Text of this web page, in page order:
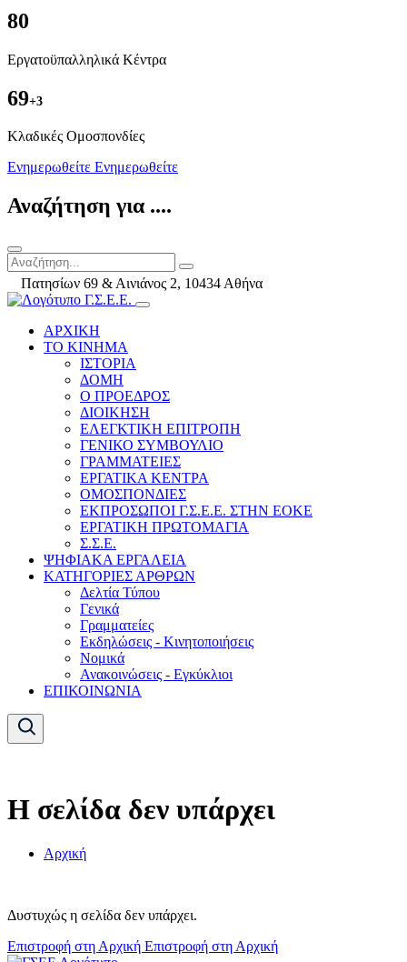
80
Εργατοϋπαλληλικά Κέντρα
69+3
Kλαδικές Ομοσπονδίες
Ενημερωθείτε Ενημερωθείτε
Αναζήτηση για ....
Πατησίων 69 & Αινιάνος 2, 10434 Αθήνα
ΑΡΧΙΚΗ
ΤΟ ΚΙΝΗΜΑ
ΙΣΤΟΡΙΑ
ΔΟΜΗ
Ο ΠΡΟΕΔΡΟΣ
ΔΙΟΙΚΗΣΗ
ΕΛΕΓΚΤΙΚΗ ΕΠΙΤΡΟΠΗ
ΓΕΝΙΚΟ ΣΥΜΒΟΥΛΙΟ
ΓΡΑΜΜΑΤΕΙΕΣ
ΕΡΓΑΤΙΚΑ ΚΕΝΤΡΑ
ΟΜΟΣΠΟΝΔΙΕΣ
ΕΚΠΡΟΣΩΠΟΙ Γ.Σ.Ε.Ε. ΣΤΗΝ ΕΟΚΕ
ΕΡΓΑΤΙΚΗ ΠΡΩΤΟΜΑΓΙΑ
Σ.Σ.Ε.
ΨΗΦΙΑΚΑ ΕΡΓΑΛΕΙΑ
ΚΑΤΗΓΟΡΙΕΣ ΑΡΘΡΩΝ
Δελτία Τύπου
Γενικά
Γραμματείες
Εκδηλώσεις - Κινητοποιήσεις
Νομικά
Ανακοινώσεις - Εγκύκλιοι
ΕΠΙΚΟΙΝΩΝΙΑ
Η σελίδα δεν υπάρχει
Αρχική
Δυστυχώς η σελίδα δεν υπάρχει.
Επιστροφή στη Αρχική Επιστροφή στη Αρχική